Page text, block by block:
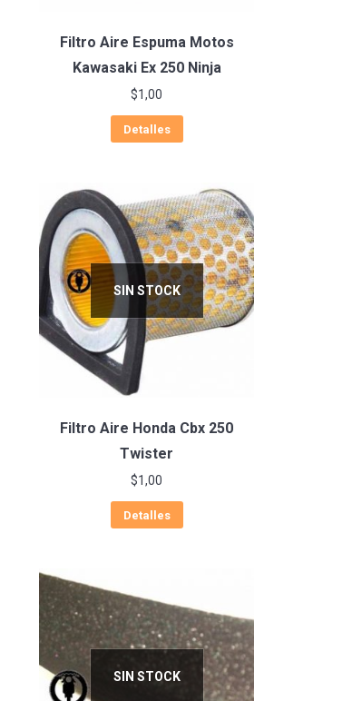
Filtro Aire Espuma Motos
Kawasaki Ex 250 Ninja
$1,00
Detalles
SIN STOCK
Filtro Aire Honda Cbx 250
Twister
$1,00
Detalles
SIN STOCK